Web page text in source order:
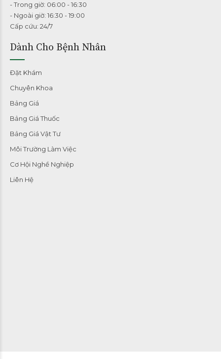
- Trong giờ: 06:00 - 16:30
- Ngoài giờ: 16:30 - 19:00
Cấp cứu: 24/7
Dành Cho Bệnh Nhân
Đặt Khám
Chuyên Khoa
Bảng Giá
Bảng Giá Thuốc
Bảng Giá Vật Tư
Môi Trường Làm Việc
Cơ Hội Nghề Nghiệp
Liên Hệ